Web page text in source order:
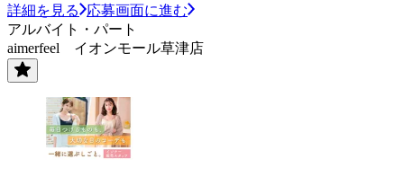
詳細を見る
応募画面に進む
アルバイト・パート
aimerfeel イオンモール草津店